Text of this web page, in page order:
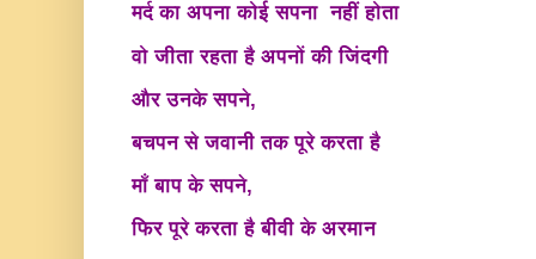
मर्द का अपना कोई सपना नहीं होता
वो जीता रहता है अपनों की जिंदगी
और उनके सपने,
बचपन से जवानी तक पूरे करता है
माँ बाप के सपने,
फिर पूरे करता है बीवी के अरमान